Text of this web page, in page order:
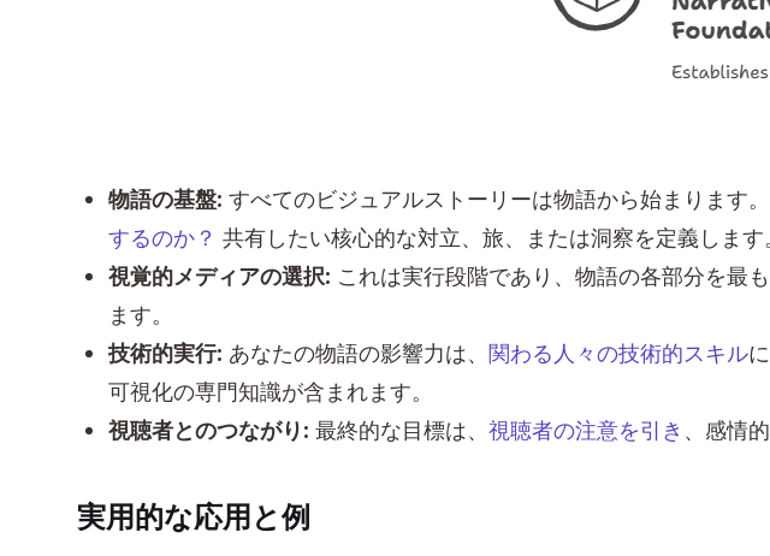
物語の基盤: すべてのビジュアルストーリーは物語から始まります
するのか？ 共有したい核心的な対立、旅、または洞察を定義します
視覚的メディアの選択: これは実行段階であり、物語の各部分を最
ます。
技術的実行: あなたの物語の影響力は、 関わる人々の技術的スキル
可視化の専門知識が含まれます。
視聴者とのつながり: 最終的な目標は、 視聴者の注意を引き 、感情
実用的な応用と例